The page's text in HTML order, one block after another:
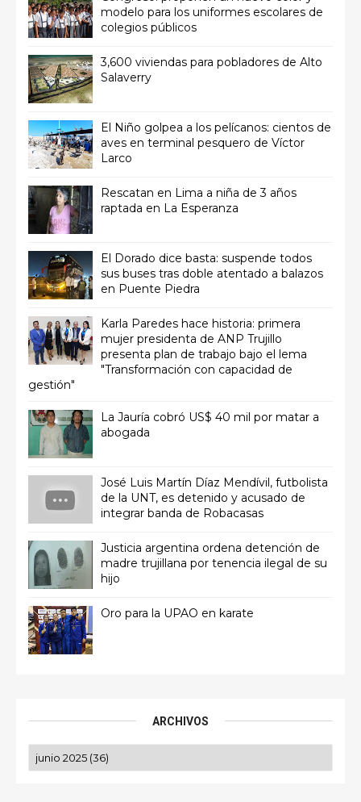
modelo para los uniformes escolares de
colegios públicos
3,600 viviendas para pobladores de Alto
Salaverry
El Niño golpea a los pelícanos: cientos de
aves en terminal pesquero de Víctor
Larco
Rescatan en Lima a niña de 3 años
raptada en La Esperanza
El Dorado dice basta: suspende todos
sus buses tras doble atentado a balazos
en Puente Piedra
Karla Paredes hace historia: primera
mujer presidenta de ANP Trujillo
presenta plan de trabajo bajo el lema
"Transformación con capacidad de
gestión"
La Jauría cobró US$ 40 mil por matar a
abogada
José Luis Martín Díaz Mendívil, futbolista
de la UNT, es detenido y acusado de
integrar banda de Robacasas
Justicia argentina ordena detención de
madre trujillana por tenencia ilegal de su
hijo
Oro para la UPAO en karate
ARCHIVOS